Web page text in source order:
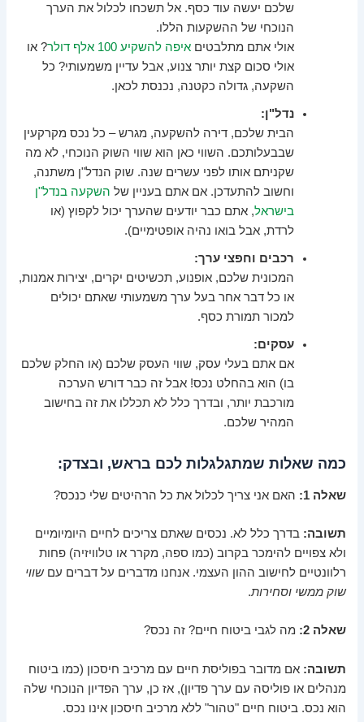
שלכם יעשה עוד כסף. אל תשכחו לכלול את הערך
הנוכחי של ההשקעות הללו.
אולי אתם מתלבטיםאיפה להשקיע 100 אלף דולר
? או
אולי סכום קצת יותר צנוע, אבל עדיין משמעותי? כל
השקעה, גדולה כקטנה, נכנסת לכאן.
נדל"ן:
הבית שלכם, דירה להשקעה, מגרש – כל נכס מקרקעין
שבבעלותכם. השווי כאן הוא שווי השוק הנוכחי, לא מה
שקניתם אותו לפני עשרים שנה. שוק הנדל"ן משתנה,
וחשוב להתעדכן. אם אתם בעניין של השקעה בנדל"ן
בישראל, אתם כבר יודעים שהערך יכול לקפוץ (או
לרדת, אבל בואו נהיה אופטימיים).
רכבים וחפצי ערך:
המכונית שלכם, אופנוע, תכשיטים יקרים, יצירות אמנות,
או כל דבר אחר בעל ערך משמעותי שאתם יכולים
למכור תמורת כסף.
עסקים:
אם אתם בעלי עסק, שווי העסק שלכם (או החלק שלכם
בו) הוא בהחלט נכס! אבל זה כבר דורש הערכה
מורכבת יותר, ובדרך כלל לא תכללו את זה בחישוב
המהיר שלכם.
כמה שאלות שמתגלגלות לכם בראש, ובצדק:
שאלה 1: האם אני צריך לכלול את כל הרהיטים שלי כנכס?
תשובה: בדרך כלל לא. נכסים שאתם צריכים לחיים היומיומיים
ולא צפויים להימכר בקרוב (כמו ספה, מקרר או טלוויזיה) פחות
רלוונטיים לחישוב ההון העצמי. אנחנו מדברים על דברים עםשווי
שוק ממשי וסחירות.
שאלה 2: מה לגבי ביטוח חיים? זה נכס?
תשובה: אם מדובר בפוליסת חיים עם מרכיב חיסכון (כמו ביטוח
מנהלים או פוליסה עם ערך פדיון), אז כן, ערך הפדיון הנוכחי שלה
הוא נכס. ביטוח חיים "טהור" ללא מרכיב חיסכון אינו נכס.